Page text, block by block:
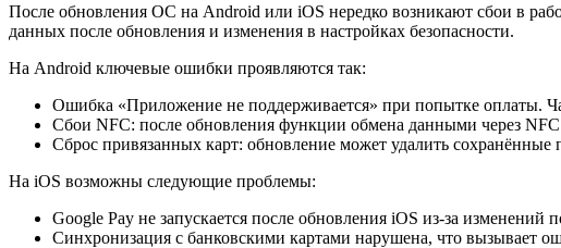
После обновления ОС на Android или iOS нередко возникают сбои в
данных после обновления и изменения в настройках безопасности.
На Android ключевые ошибки проявляются так:
Ошибка «Приложение не поддерживается» при попытке оплаты.
Сбои NFC: после обновления функции обмена данными через NFC
Сброс привязанных карт: обновление может удалить
На iOS возможны следующие проблемы:
Google Pay не запускается после обновления iOS из-за изменений
Синхронизация с банковскими картами нарушена, что вызывает